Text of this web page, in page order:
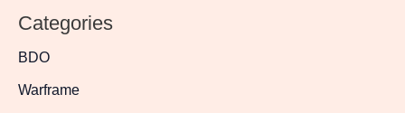
Categories
BDO
Warframe